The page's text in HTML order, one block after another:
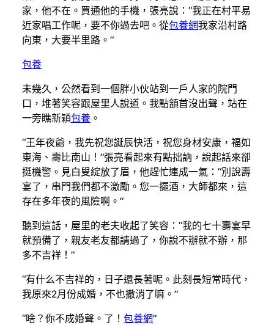
家，他不在。買通他的手機，張亮說：“我正在村平易
近家唱工作呢，要不你過去吧。從包養網我家沿村路
向東，大要半里路。”
包養
未幾久，公然看到一個胖小伙站到一戶人家的院門
口，堆著笑容跟屋里人說道。我點頷首沒出聲，站在
一旁瞧新穎包養 。
“王年夜爺，我先祝您誕辰快活，祝您身材安康，福如
東海、壽比南山！”張亮看起來有點拙訥，說起話來卻
挺機警。見白叟綻放了眉，他趕忙連成一氣：“別說壽
宴了，串門我們都不激勵。您一擺酒，大師都來，這
存在多年夜的風險啊。”
聽到這話，屋里的老夫收起了笑容：“我的七十壽宴早
就預備了，親友老友都請過了，你說不辦就不辦，那
多不吉祥！”
“有什么不吉祥的，日子還長著呢。此刻長短常時代，
我原來2月份成婚，不也撤消了嘛。”
“啥？你不成婚聲。了！ 包養網”